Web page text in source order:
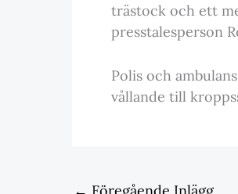
trästock och ett
presstalesperson
Polis och
vållande till